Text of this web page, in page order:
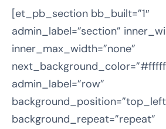
[et_pb_section bb_built=”1″
admin_label=”section”
inner_max_width=”none”
admin_label=”row”
background_repeat=”repeat”